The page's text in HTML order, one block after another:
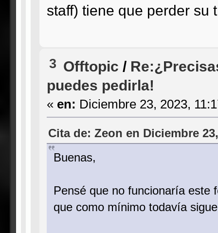
staff) tiene que perder su
3 Offtopic /
puedes pedirla!
« en: Diciembre 23, 2023,
Cita de: Zeon en Diciembre
Buenas,
Pensé que no funcionaría este
que como mínimo todavía